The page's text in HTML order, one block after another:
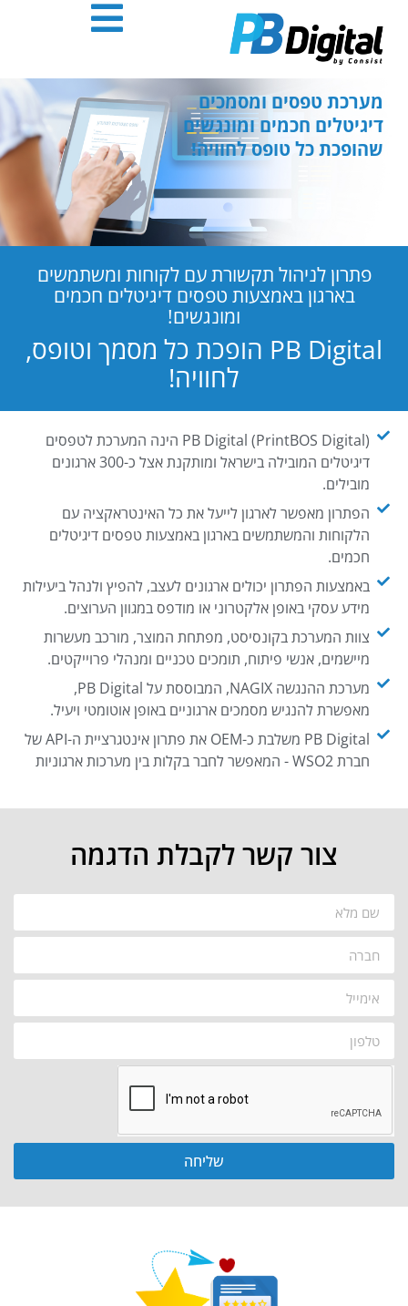
אנטר
מערכת טפסים ומסמכים
דיגיטלים חכמים ומונגשים
שהופכת כל טופס לחוויה!
פתרון לניהול תקשורת עם לקוחות ומשתמשים
בארגון באמצעות טפסים דיגיטלים חכמים
ומונגשים!
PB Digital הופכת כל מסמך וטופס,
לחוויה!
PB Digital (PrintBOS Digital) הינה המערכת לטפסים
דיגיטלים המובילה בישראל ומותקנת אצל כ-300 ארגונים
מובילים.
הפתרון מאפשר לארגון לייעל את כל האינטראקציה עם
הלקוחות והמשתמשים בארגון באמצעות טפסים דיגיטלים
חכמים.
באמצעות הפתרון יכולים ארגונים לעצב, להפיץ ולנהל ביעילות
מידע עסקי באופן אלקטרוני או מודפס במגוון הערוצים.
צוות המערכת בקונסיסט, מפתחת המוצר, מורכב מעשרות
מיישמים, אנשי פיתוח, תומכים טכניים ומנהלי פרוייקטים.
מערכת ההנגשה NAGIX, המבוססת על PB Digital,
מאפשרת להנגיש מסמכים ארגוניים באופן אוטומטי ויעיל.
PB Digital משלבת כ-OEM את פתרון אינטגרציית ה-API של
חברת WSO2 - המאפשר לחבר בקלות בין מערכות ארגוניות
צור קשר לקבלת הדגמה
שליחה